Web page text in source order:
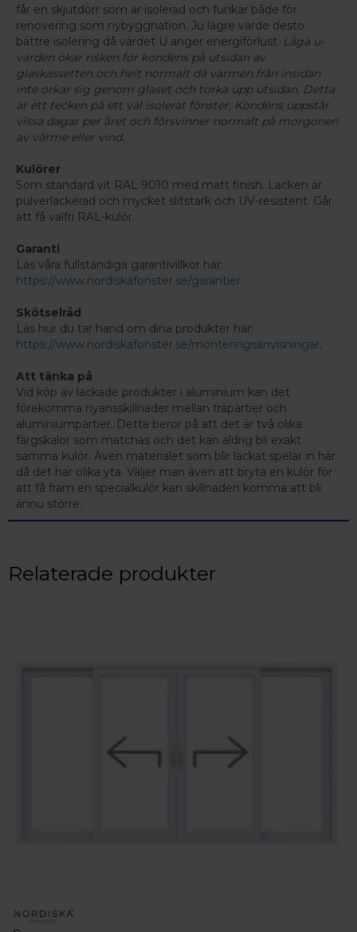
får en skjutdörr som är isolerad och funkar både för
renovering som nybyggnation. Ju lägre värde desto
bättre isolering då värdet U anger energiförlust. Låga u-
värden ökar risken för kondens på utsidan av
glaskassetten och helt normalt då värmen från insidan
inte orkar sig genom glaset och torka upp utsidan. Detta
är ett tecken på ett väl isolerat fönster. Kondens uppstår
vissa dagar per året och försvinner normalt på morgonen
av värme eller vind.
Kulörer
Som standard vit RAL 9010 med matt finish. Lacken är
pulverlackerad och mycket slitstark och UV-resistent. Går
att få valfri RAL-kulör.
Garanti
Läs våra fullständiga garantivillkor här:
https://www.nordiskafonster.se/garantier
Skötselråd
Läs hur du tar hand om dina produkter här:
https://www.nordiskafonster.se/monteringsanvisningar.
Att tänka på
Vid köp av lackade produkter i aluminium kan det
förekomma nyansskillnader mellan träpartier och
aluminiumpartier. Detta beror på att det är två olika
färgskalor som matchas och det kan aldrig bli exakt
samma kulör. Även materialet som blir lackat spelar in här
då det har olika yta. Väljer man även att bryta en kulör för
att få fram en specialkulör kan skillnaden komma att bli
ännu större.
Relaterade produkter